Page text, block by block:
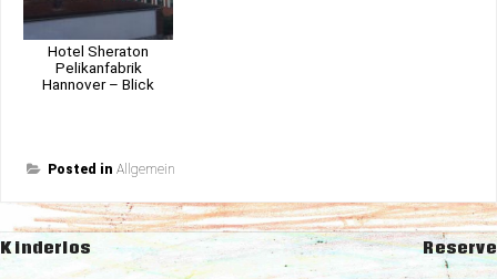
Hotel Sheraton
Pelikanfabrik
Hannover – Blick
Posted in Allgemein
Beitragsnavigation
Kinderlos Reserve